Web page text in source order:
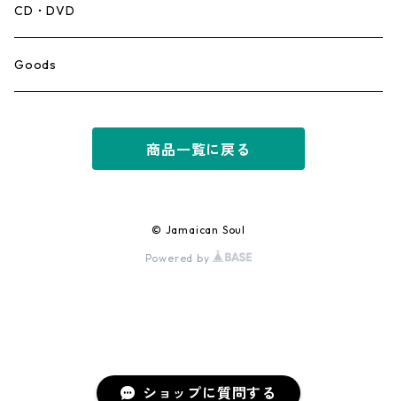
ショップに質問する
Mento,Calypso,Ballad
Ska
Early Dancehall
CD・DVD
Goods
商品一覧に戻る
© Jamaican Soul
Powered by